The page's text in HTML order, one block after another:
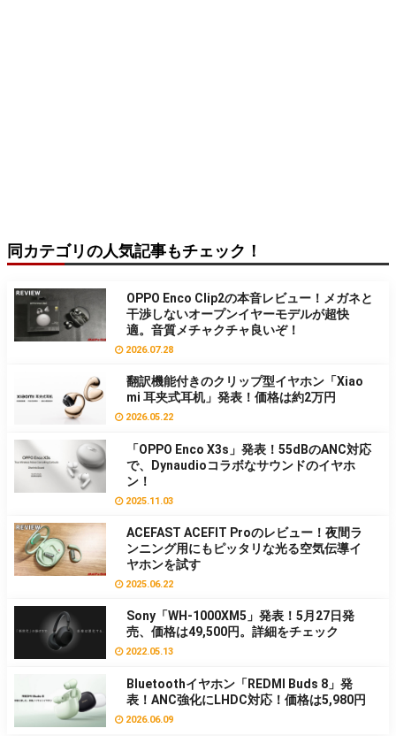
同カテゴリの人気記事もチェック！
OPPO Enco Clip2の本音レビュー！メガネと
干渉しないオープンイヤーモデルが超快
適。音質メチャクチャ良いぞ！
2026.07.28
翻訳機能付きのクリップ型イヤホン「Xiao
mi 耳夹式耳机」発表！価格は約2万円
2026.05.22
「OPPO Enco X3s」発表！55dBのANC対応
で、Dynaudioコラボなサウンドのイヤホ
ン！
2025.11.03
ACEFAST ACEFIT Proのレビュー！夜間ラ
ンニング用にもピッタリな光る空気伝導イ
ヤホンを試す
2025.06.22
Sony「WH-1000XM5」発表！5月27日発
売、価格は49,500円。詳細をチェック
2022.05.13
Bluetoothイヤホン「REDMI Buds 8」発
表！ANC強化にLHDC対応！価格は5,980円
2026.06.09